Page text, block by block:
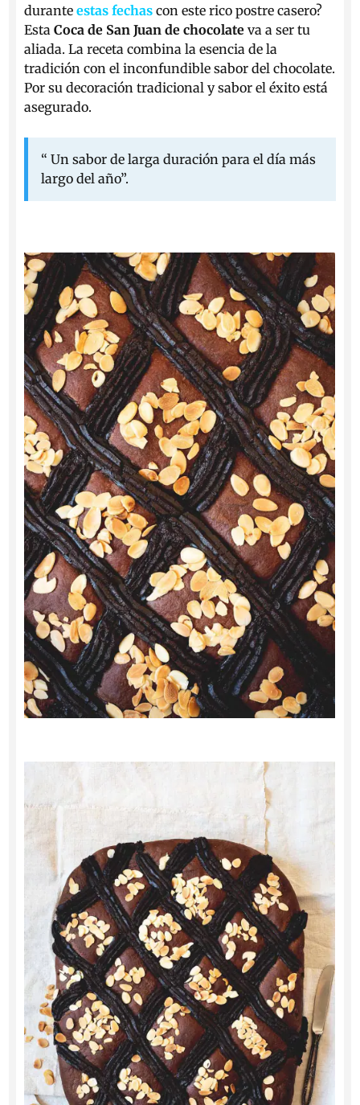
duranteestas fechas con este rico postre casero?
EstaCoca de San Juan de chocolate va a ser tu
aliada. La receta combina la esencia de la
tradición con el inconfundible sabor del chocolate.
Por su decoración tradicional y sabor el éxito está
asegurado.
“ Un sabor de larga duración para el día más
largo del año”.